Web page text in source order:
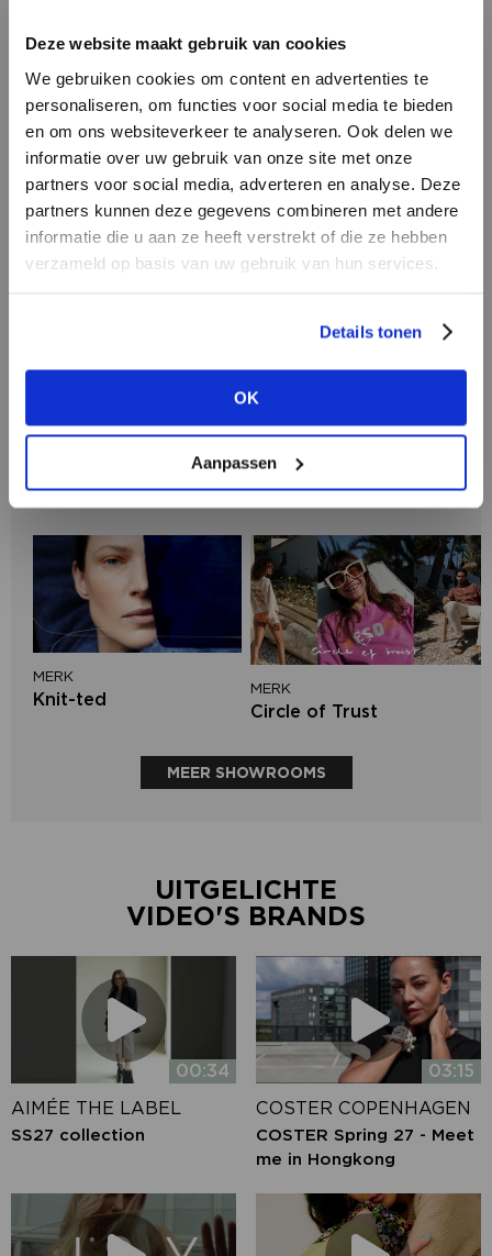
Deze website maakt gebruik van cookies
We gebruiken cookies om content en advertenties te
personaliseren, om functies voor social media te bieden
en om ons websiteverkeer te analyseren. Ook delen we
informatie over uw gebruik van onze site met onze
partners voor social media, adverteren en analyse. Deze
partners kunnen deze gegevens combineren met andere
informatie die u aan ze heeft verstrekt of die ze hebben
verzameld op basis van uw gebruik van hun services.
Details tonen
OK
Aanpassen
INLOGGEN
Wachtwoord
INLOGGEN
NOG GEEN ACCOUNT?
MERK
Mos Mosh
Lofty Manner
MERK
MERK
Second female
MERK
Knit-ted
MERK
Circle of Trust
MEER SHOWROOMS
UITGELICHTE
VIDEO'S BRANDS
00:34
AIMÉE THE LABEL
SS27 collection
03:15
COSTER COPENHAGEN
COSTER Spring 27 - Meet
me in Hongkong